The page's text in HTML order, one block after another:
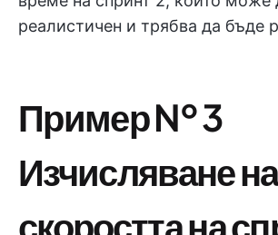
реалистичен и трябва да бъде
Пример № 3
Изчисляване на
скоростта на